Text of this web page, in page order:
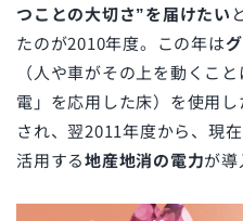
つことの大切さ”を届けたい
たのが2010年度。この年は
（人や車がその上を動くこ
電」を応用した床）を使用
され、翌2011年度から、現
活用する地産地消の電力が導